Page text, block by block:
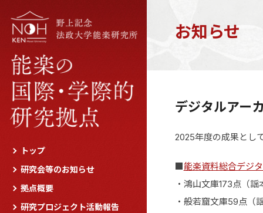
トップ
研究会等のお知らせ
拠点概要
研究プロジェクト活動報告
お知らせ
デジタルアー
2025年度の成果とし
■能楽資料総合デジ
・鴻山文庫173点（
・般若窟文庫59点（